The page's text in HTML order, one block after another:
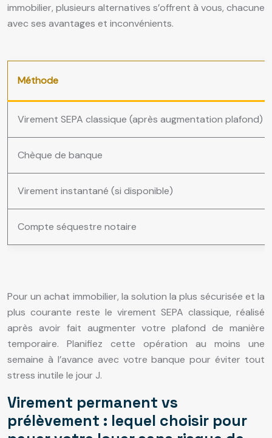
immobilier, plusieurs alternatives s’offrent à vous, chacune
avec ses avantages et inconvénients.
Méthode
Virement SEPA classique (après augmentation plafond)
Chèque de banque
Virement instantané (si disponible)
Compte séquestre notaire
Pour un achat immobilier, la solution la plus sécurisée et la
plus courante reste le virement SEPA classique, réalisé
après avoir fait augmenter votre plafond de manière
temporaire. Planifiez cette opération au moins une
semaine à l’avance avec votre banque pour éviter tout
stress inutile le jour J.
Virement permanent vs
prélèvement : lequel choisir pour